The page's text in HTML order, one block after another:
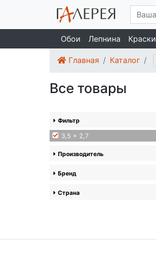
Обои Лепнина Краски
Главная Каталог
Все товары
Фильтр
3,5 x 2,7
Производитель
Бренд
Страна